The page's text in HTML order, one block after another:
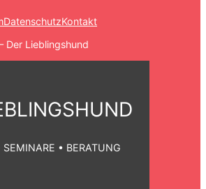
DatenschutzKontakt
Der Lieblingshund
• BERATUNG